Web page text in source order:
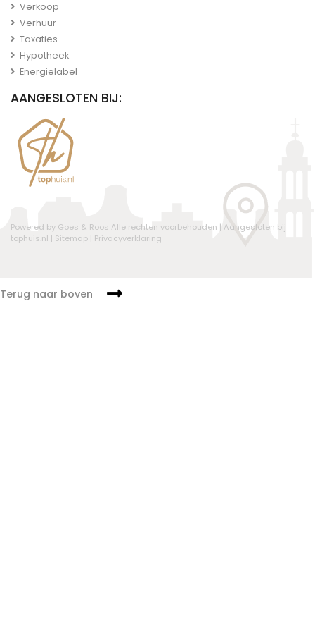
Verkoop
Verhuur
Taxaties
Hypotheek
Energielabel
AANGESLOTEN BIJ:
Powered by Goes & Roos Alle rechten voorbehouden | Aangesloten bij
tophuis.nl | Sitemap | Privacyverklaring